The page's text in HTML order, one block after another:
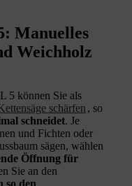
Manuelles
Weichholz
5 können Sie als
schärfen , so
schneidet. Je
und Fichten oder
sägen, wählen
Öffnung für
Sie an den
so den